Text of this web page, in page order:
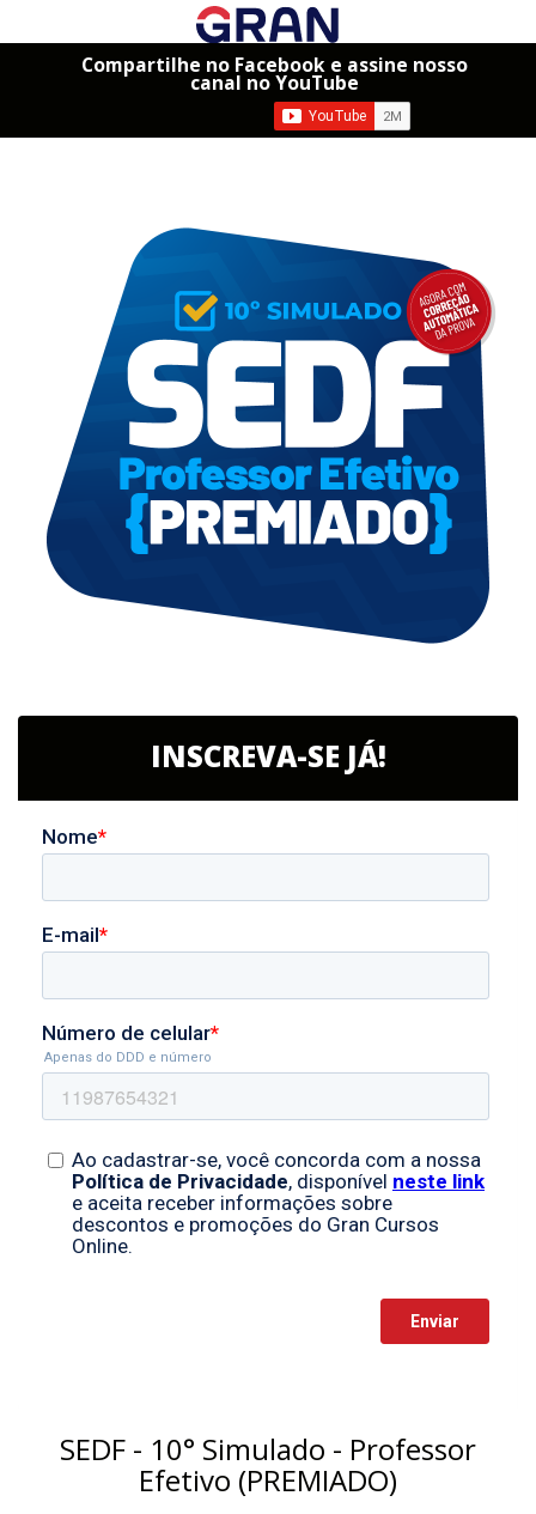
Compartilhe no Facebook e assine nosso
canal no YouTube
INSCREVA-SE JÁ!
SEDF - 10° Simulado - Professor
Efetivo (PREMIADO)